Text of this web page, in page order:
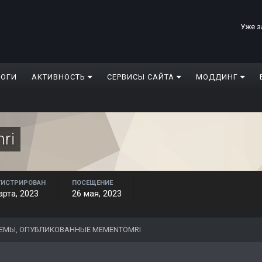
Уже
АКТИВНОСТЬ СЕРВИСЫ САЙТА МОДДИНГ
2023
ПОСЕЩЕНИЕ
26 мая, 2023
ОПУБЛИКОВАННЫЕ MEMENTOMRI